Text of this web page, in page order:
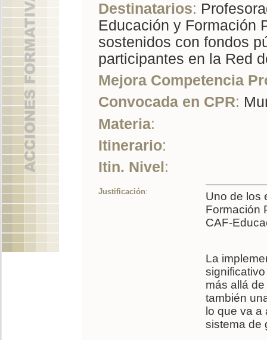
Destinatarios:
Educación y Formación
sostenidos con fondos
participantes en la Red
Mejora Competencia
Convocada en CPR:
Materia:
Itinerario:
Itin. Nivel :
Justificación:
Uno de los
Formación
CAF-
La
más allá
también
lo que va
sistema de